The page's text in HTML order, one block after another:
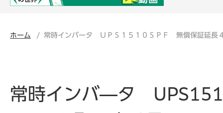
ホーム 常時インバータ ＵＰＳ１５１０ＳＰＦ 無償保証延
常時インバ―タ